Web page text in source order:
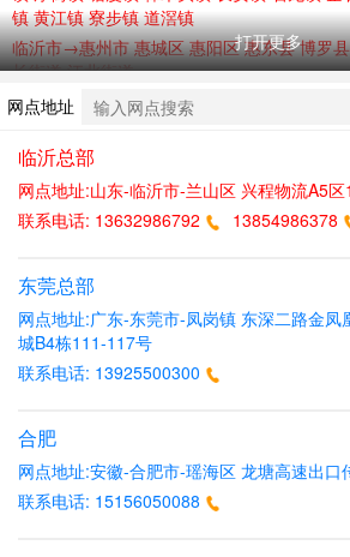
镇 黄江镇 寮步镇 道滘镇
临沂市→惠州市 惠城区 惠阳区 惠东县 博罗
长街道 江北街道
深圳市→临沂市
深圳市→济南市
东莞市→济南市
东莞市→临沂市
周转
深圳 沙井 龙华 石岩 福永 宝运达 龙岗 布吉
水河 坂田 公明 平湖 宝安 公明 西乡 松岗 龙
湖 丹竹头 罗湖 清水河 福田
东莞 谢岗 常平 黄河 大朗 黄江 南城 高埗 万
平 樟木头
惠州 江北 陈江 淡水 河南岸 园洲 秋长 惠城
打开更多
网点地址
临沂总部
网点地址:山东-临沂市-兰山区 兴程物流A5
联系电话: 13632986792 13854986378
东莞总部
网点地址:广东-东莞市-凤岗镇 东深二路金凤
城B4栋111-117号
联系电话: 13925500300
合肥
网点地址:安徽-合肥市-瑶海区 龙塘高速出口
联系电话: 15156050088